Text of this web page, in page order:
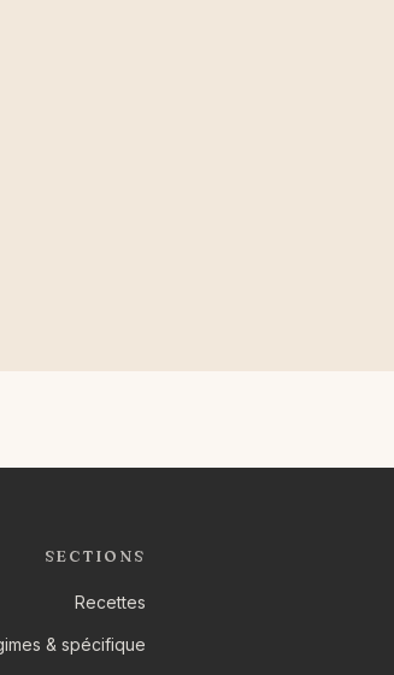
SECTIONS
Recettes
& spécifique